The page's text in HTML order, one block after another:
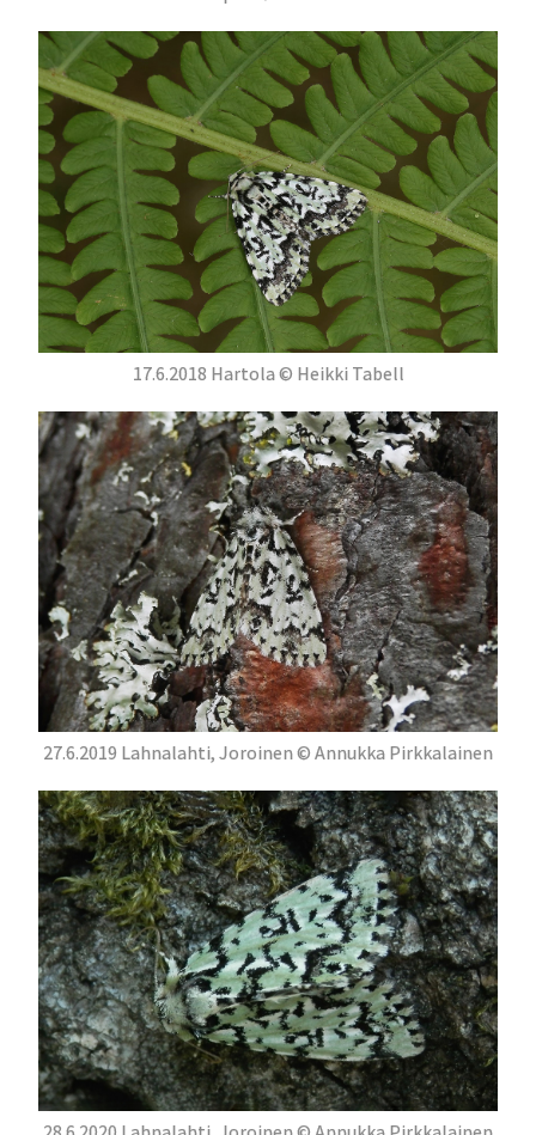
17.6.2018 Hartola © Heikki Tabell
27.6.2019 Lahnalahti, Joroinen © Annukka Pirkkalainen